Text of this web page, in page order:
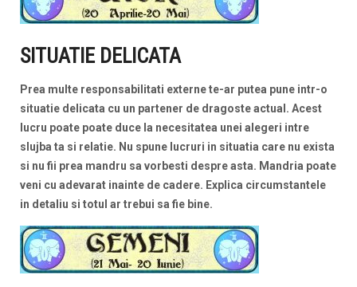
SITUATIE DELICATA
Prea multe responsabilitati externe te-ar putea pune intr-o
situatie delicata cu un partener de dragoste actual. Acest
lucru poate poate duce la necesitatea unei alegeri intre
slujba ta si relatie. Nu spune lucruri in situatia care nu exista
si nu fii prea mandru sa vorbesti despre asta. Mandria poate
veni cu adevarat inainte de cadere. Explica circumstantele
in detaliu si totul ar trebui sa fie bine.